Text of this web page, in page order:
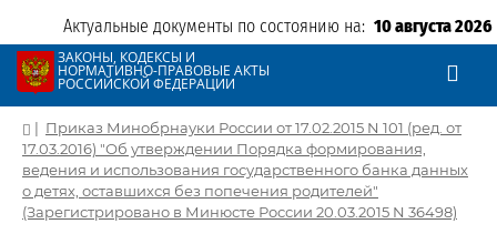
Актуальные документы по состоянию на: 10 августа 2026
ЗАКОНЫ, КОДЕКСЫ И
НОРМАТИВНО-ПРАВОВЫЕ АКТЫ
РОССИЙСКОЙ ФЕДЕРАЦИИ
| Приказ Минобрнауки России от 17.02.2015 N 101 (ред. от
17.03.2016) "Об утверждении Порядка формирования,
ведения и использования государственного банка данных
о детях, оставшихся без попечения родителей"
(Зарегистрировано в Минюсте России 20.03.2015 N 36498)